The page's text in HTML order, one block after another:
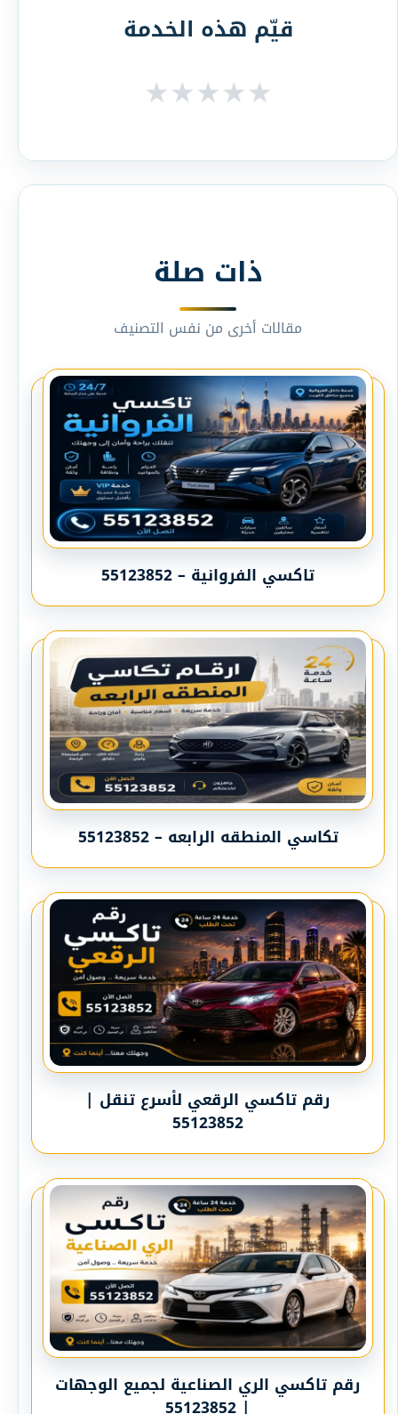
قيّم هذه الخدمة
★★★★★
ذات صلة
مقالات أخرى من نفس التصنيف
تاكسي الفروانية – 55123852
تكاسي المنطقه الرابعه – 55123852
رقم تاكسي الرقعي لأسرع تنقل |
55123852
رقم تاكسي الري الصناعية لجميع الوجهات